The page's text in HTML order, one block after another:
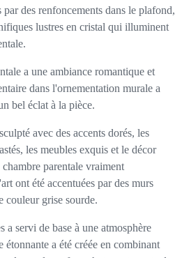
des renfoncements dans le plafond,
lustres en cristal qui illuminent
a une ambiance romantique et
dans l'ornementation murale a
bel éclat à la pièce.
avec des accents dorés, les
les meubles exquis et le décor
parentale vraiment
ont été accentuées par des murs
couleur grise sourde.
a servi de base à une atmosphère
a été créée en combinant